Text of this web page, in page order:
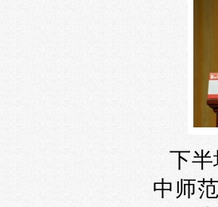
下半
中师